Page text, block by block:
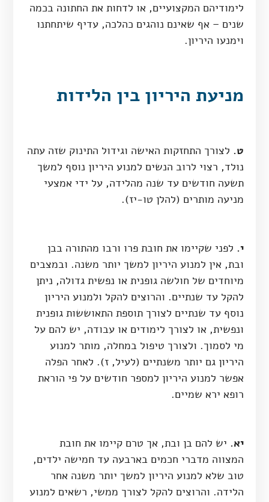
לימודיהם המקצועיים, או לדחות את החתונה בכמה
שנים – אף שאינם נוהגים כהלכה, עדיף שיתחתנו
וימנעו היריון.
מניעת היריון בין הלידות
ט. לצורך התחזקות האישה וגידול התינוק שזה עתה
נולד, רצוי לרוב הנשים למנוע היריון נוסף למשך
תשעה חודשים עד שנה מהלידה, על ידי אמצעי
מניעה מותרים (להלן טו-יז).
י. לפני שקיימו את חובת פרו ורבו מהתורה בבן
ובת, אין למנוע היריון למשך יותר משנה. ובמצבים
מיוחדים של חולשה גופנית או נפשית גדולה, ניתן
להקל עד שנתיים. והרוצים להקל ולמנוע היריון
נוסף עד שנתיים לצורך תוספת התאוששות גופנית
ונפשית, או לצורך לימודים או עבודה, יש להם על
מי לסמוך. ולצורך טיפול במחלה, מותר למנוע
היריון גם יותר משנתיים (לעיל, ז). לאחר הפלה
אפשר למנוע היריון למספר חודשים על פי הוראת
רופא ירא שמיים.
יא. יש להם בן ובת, אך טרם קיימו את חובת
המצווה מדברי חכמים בארבעה עד חמישה ילדים,
טוב שלא למנוע היריון למשך יותר משנה אחר
הלידה. והרוצים להקל לצורך ממשי, רשאים למנוע